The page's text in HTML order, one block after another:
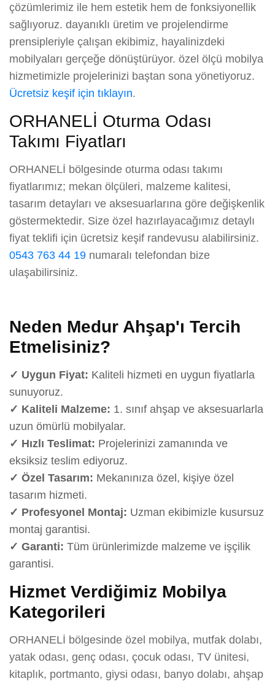
çözümlerimiz ile hem estetik hem de fonksiyonellik
sağlıyoruz. dayanıklı üretim ve projelendirme
prensipleriyle çalışan ekibimiz, hayalinizdeki
mobilyaları gerçeğe dönüştürüyor. özel ölçü mobilya
hizmetimizle projelerinizi baştan sona yönetiyoruz.
Ücretsiz keşif için tıklayın.
ORHANELİ Oturma Odası
Takımı Fiyatları
ORHANELİ bölgesinde oturma odası takımı
fiyatlarımız; mekan ölçüleri, malzeme kalitesi,
tasarım detayları ve aksesuarlarına göre değişkenlik
göstermektedir. Size özel hazırlayacağımız detaylı
fiyat teklifi için ücretsiz keşif randevusu alabilirsiniz.
0543 763 44 19 numaralı telefondan bize
ulaşabilirsiniz.
Neden Medur Ahşap'ı Tercih
Etmelisiniz?
✓ Uygun Fiyat: Kaliteli hizmeti en uygun fiyatlarla
sunuyoruz.
✓ Kaliteli Malzeme: 1. sınıf ahşap ve aksesuarlarla
uzun ömürlü mobilyalar.
✓ Hızlı Teslimat: Projelerinizi zamanında ve
eksiksiz teslim ediyoruz.
✓ Özel Tasarım: Mekanınıza özel, kişiye özel
tasarım hizmeti.
✓ Profesyonel Montaj: Uzman ekibimizle kusursuz
montaj garantisi.
✓ Garanti: Tüm ürünlerimizde malzeme ve işçilik
garantisi.
Hizmet Verdiğimiz Mobilya
Kategorileri
ORHANELİ bölgesinde özel mobilya, mutfak dolabı,
yatak odası, genç odası, çocuk odası, TV ünitesi,
kitaplık, portmanto, giysi odası, banyo dolabı, ahşap